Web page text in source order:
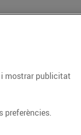
sobre
I
i mostrar publicitat
preferències.